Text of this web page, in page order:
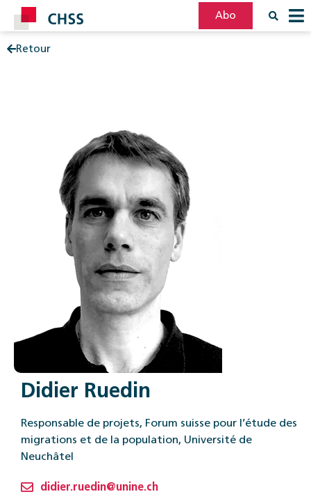
Abo
Retour
Didier Ruedin
Responsable de projets, Forum suisse pour l’étude des
migrations et de la population, Université de
Neuchâtel
didier.ruedin@unine.ch